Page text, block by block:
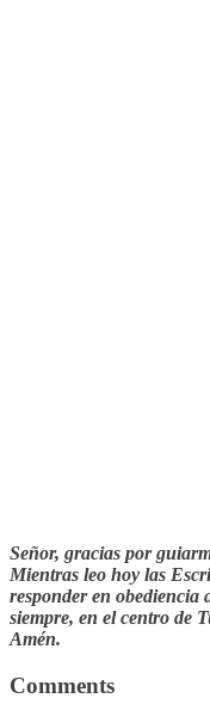
Señor, gracias por
Mientras leo hoy las
responder en obediencia
siempre, en el centro de
Amén.
Comments